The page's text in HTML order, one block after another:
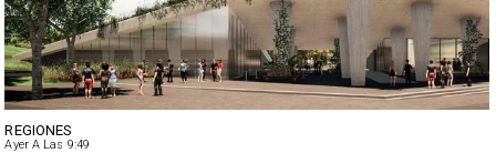
DEPORTES
Ayer A Las 9:49